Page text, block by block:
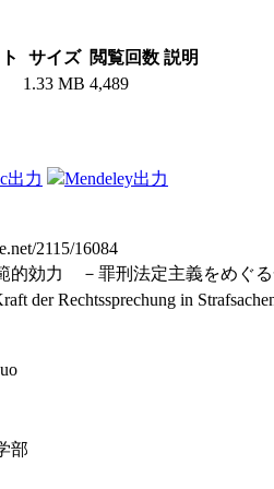
サイズ 閲覧回数 説明
1.33 MB 4,489
出力 Mendeley出力
2115/16084
的効力 －罪刑法定主義をめぐる
der Rechtssprechung in
部